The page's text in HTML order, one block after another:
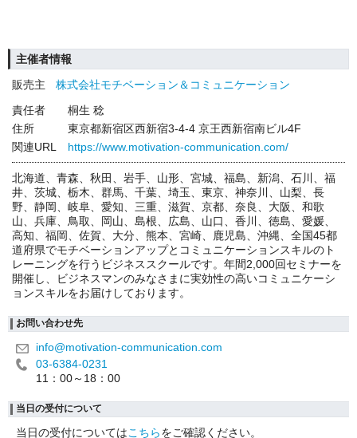
主催者情報
販売主
株式会社モチベーション＆コミュニケーション
責任者
桐生 稔
住所
東京都新宿区西新宿3-4-4 京王西新宿南ビル4F
関連URL
https://www.motivation-communication.com/
北海道、青森、秋田、岩手、山形、宮城、福島、新潟、石川、福
井、茨城、栃木、群馬、千葉、埼玉、東京、神奈川、山梨、長
野、静岡、岐阜、愛知、三重、滋賀、京都、奈良、大阪、和歌
山、兵庫、鳥取、岡山、島根、広島、山口、香川、徳島、愛媛、
高知、福岡、佐賀、大分、熊本、宮崎、鹿児島、沖縄、全国45都
道府県でモチベーションアップとコミュニケーションスキルのト
レーニングを行うビジネススクールです。年間2,000回セミナーを
開催し、ビジネスマンのみなさまに実効性の高いコミュニケーシ
ョンスキルをお届けしております。
お問い合わせ先
info@motivation-communication.com
03-6384-0231
11：00～18：00
当日の受付について
当日の受付についてはこちらをご確認ください。